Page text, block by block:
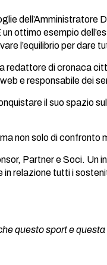
dell’Amministratore
ottimo esempio
l’equilibrio per dare
redattore di cronaca
e responsabile dei
il suo spazio
non solo di confronto
Partner e Soci. Un
in relazione tutti i
questo sport e